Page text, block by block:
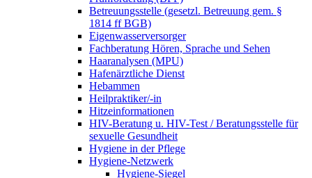
Betreuungsstelle (gesetzl. Betreuung gem. §
1814 ff BGB)
Eigenwasserversorger
Fachberatung Hören, Sprache und Sehen
Haaranalysen (MPU)
Hafenärztliche Dienst
Hebammen
Heilpraktiker/-in
Hitzeinformationen
HIV-Beratung u. HIV-Test / Beratungsstelle für
sexuelle Gesundheit
Hygiene in der Pflege
Hygiene-Netzwerk
Hygiene-Siegel